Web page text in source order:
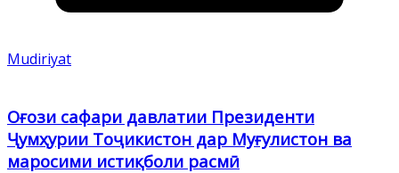
Mudiriyat
Оғози сафари давлатии Президенти
Ҷумҳурии Тоҷикистон дар Муғулистон ва
маросими истиқболи расмӣ